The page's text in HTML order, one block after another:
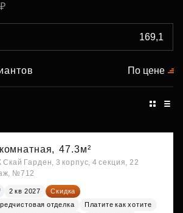
По цене
47.3м²
Гарден, 3 корпус, 4 секция, 22
№712
2 кв 2027
Скидка
отделка
Платите как хотите